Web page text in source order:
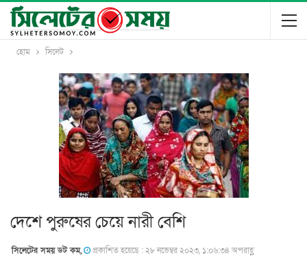
হোম সিলেট
দেশে পুরুষের চেয়ে নারী বেশি
সিলেটের সময় ডট কম, প্রকাশিত হয়েছে : ২৮ নভেম্বর ২০২৩, ১:০৬:৩৪ অপরাহ্ণ